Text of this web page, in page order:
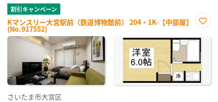
割引キャンペーン
Kマンスリー大宮駅前（鉄道博物館前） 204・1K-【中部屋】
(No.917552)
に入
録
さいたま市大宮区